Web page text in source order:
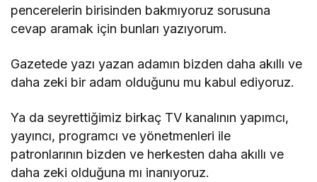
pencerelerin birisinden bakmıyoruz sorusuna
cevap aramak için bunları yazıyorum.
Gazetede yazı yazan adamın bizden daha akıllı ve
daha zeki bir adam olduğunu mu kabul ediyoruz.
Ya da seyrettiğimiz birkaç TV kanalının yapımcı,
yayıncı, programcı ve yönetmenleri ile
patronlarının bizden ve herkesten daha akıllı ve
daha zeki olduğuna mı inanıyoruz.